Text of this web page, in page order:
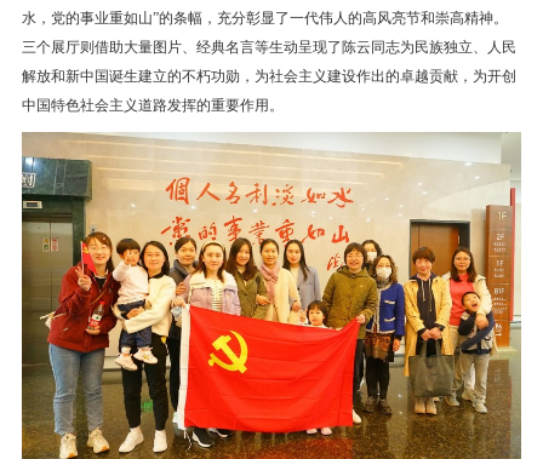
水，党的事业重如山”的条幅，充分彰显了一代伟人的高风亮节和崇高精神。
三个展厅则借助大量图片、经典名言等生动呈现了陈云同志为民族独立、人民
解放和新中国诞生建立的不朽功勋，为社会主义建设作出的卓越贡献，为开创
中国特色社会主义道路发挥的重要作用。